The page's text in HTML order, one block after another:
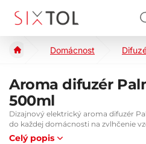
Domácnost
Aroma difuzér
500ml
Dizajnový elektrický aroma difuzér
do každej domácnosti na zvlhčenie
Celý popis